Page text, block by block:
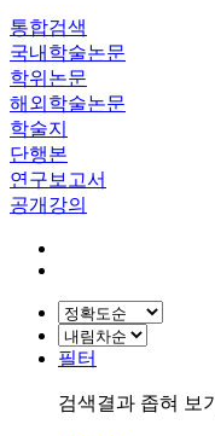
통합검색
국내학술논문
학위논문
해외학술논문
학술지
단행본
연구보고서
공개강의
필터
검색결과 좁혀 보기